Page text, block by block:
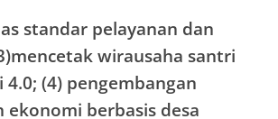
standar pelayanan dan
wirausaha santri
(4) pengembangan
berbasis desa